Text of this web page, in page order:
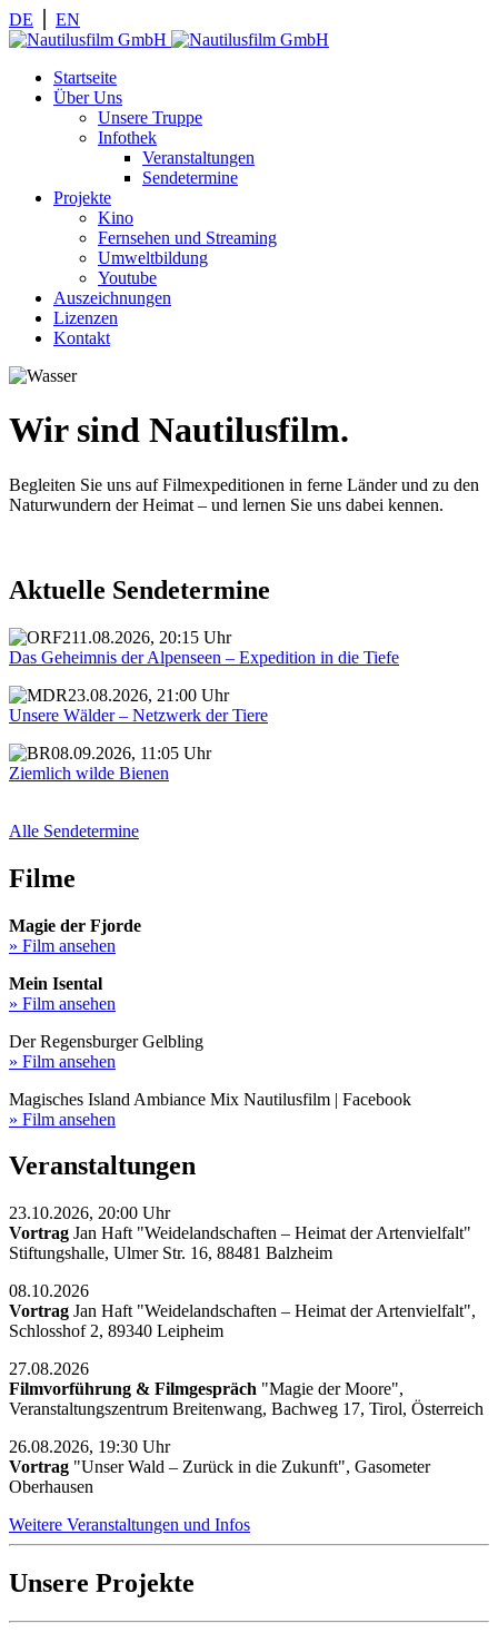
DE EN
Startseite
Über Uns
Unsere Truppe
Infothek
Veranstaltungen
Sendetermine
Projekte
Kino
Fernsehen und Streaming
Umweltbildung
Youtube
Auszeichnungen
Lizenzen
Kontakt
Wir sind Nautilusfilm.
Begleiten Sie uns auf Filmexpeditionen in ferne Länder und zu den
Naturwundern der Heimat – und lernen Sie uns dabei kennen.
Aktuelle Sendetermine
11.08.2026, 20:15 Uhr
Das Geheimnis der Alpenseen – Expedition in die Tiefe
23.08.2026, 21:00 Uhr
Unsere Wälder – Netzwerk der Tiere
08.09.2026, 11:05 Uhr
Ziemlich wilde Bienen
Alle Sendetermine
Filme
Magie der Fjorde
» Film ansehen
Mein Isental
» Film ansehen
Der Regensburger Gelbling
» Film ansehen
Magisches Island Ambiance Mix Nautilusfilm | Facebook
» Film ansehen
Veranstaltungen
23.10.2026, 20:00 Uhr
Vortrag Jan Haft "Weidelandschaften – Heimat der Artenvielfalt"
Stiftungshalle, Ulmer Str. 16, 88481 Balzheim
08.10.2026
Vortrag Jan Haft "Weidelandschaften – Heimat der Artenvielfalt",
Schlosshof 2, 89340 Leipheim
27.08.2026
Filmvorführung & Filmgespräch "Magie der Moore",
Veranstaltungszentrum Breitenwang, Bachweg 17, Tirol, Österreich
26.08.2026, 19:30 Uhr
Vortrag "Unser Wald – Zurück in die Zukunft", Gasometer
Oberhausen
Weitere Veranstaltungen und Infos
Unsere Projekte